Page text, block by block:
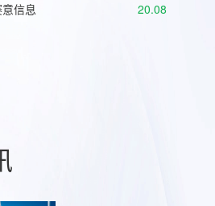
信息 20.08